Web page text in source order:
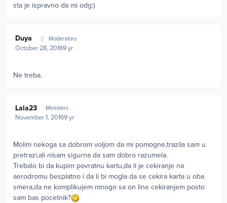
sta je ispravno da mi odg:)
Duya Moderators
October 28, 20169 yr
Ne treba.
Lala23 Members
November 1, 20169 yr
Molim nekoga sa dobrom voljom da mi pomogne,trazila sam u
pretrazi,ali nisam sigurna da sam dobro razumela.
Trebalo bi da kupim povratnu kartu,da li je cekiranje na
aerodromu besplatno i da li bi mogla da se cekira karta u oba
smera,da ne komplikujem mnogo sa on line cekiranjem posto
sam bas pocetnik?